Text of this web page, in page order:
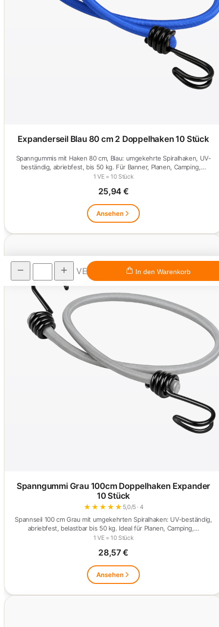
Expanderseil Blau 80 cm 2 Doppelhaken 10 Stück
Spanngummis mit Haken 80 cm, Blau: umgekehrte Spiralhaken, UV-
beständig, abriebfest, bis 50 kg. Für Banner, Planen, Camping,…
1 VE = 10 Stück
25,94 €
Ansehen
Spanngummi Grau 100cm Doppelhaken Expander
10 Stück
★ ★ ★ ★ ★ 5,0/5 · 4
Spannseil 100 cm Grau mit umgekehrten Spiralhaken: UV-beständig,
abriebfest, belastbar bis 50 kg. Ideal für Planen, Camping,…
1 VE = 10 Stück
28,57 €
Ansehen
VE In den Warenkorb